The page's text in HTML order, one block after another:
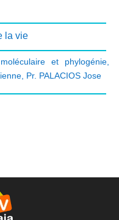
la vie
et phylogénie,
, Pr. PALACIOS Jose